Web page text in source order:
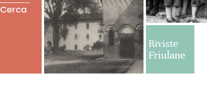
Cerca
Riviste
Friulane